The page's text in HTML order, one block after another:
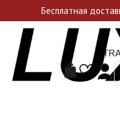
Уникальные акции и
Бесплатная